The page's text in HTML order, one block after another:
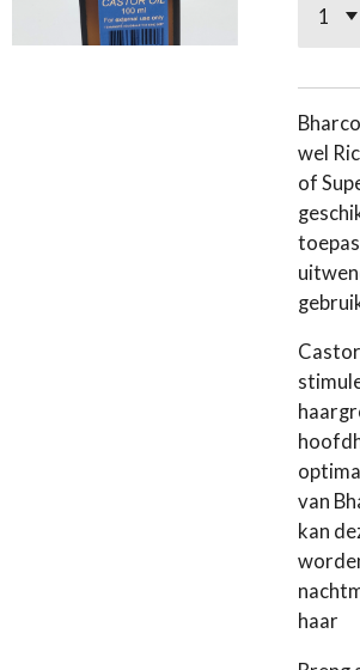
wel
of
van
kan
haar